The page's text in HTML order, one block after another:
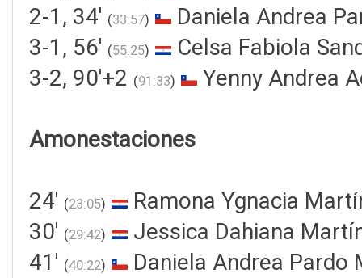
2-1, 34' (33:57)
Daniela Andrea
3-1, 56' (55:25)
Celsa Fabiola
3-2, 90'+2 (91:33) Yenny Andrea
Amonestaciones
24' (23:05)
Ramona Ygnacia
30' (29:42)
Jessica Dahiana
41' (40:22)
Daniela Andrea Pardo